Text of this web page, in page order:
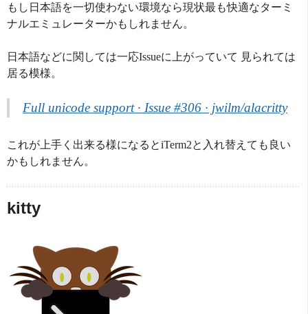
もし日本語を一切使わない環境なら現状最も快適なターミ
ナルエミュレーターかもしれません。
日本語などに関しては一応Issueに上がっていて 見られては
居る模様。
Full unicode support · Issue #306 · jwilm/alacritty
これが上手く出来る様になるとiTerm2と入れ替えても良い
かもしれません。
kitty